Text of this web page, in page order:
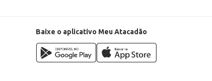
Baixe o aplicativo Meu Atacadão